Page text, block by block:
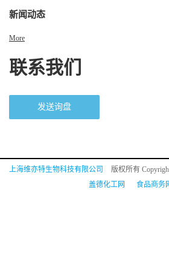
新闻动态
More
联系我们
发送询盘
上海维亦特生物科技有限公司 版权所有
盖德化工网
食品商务